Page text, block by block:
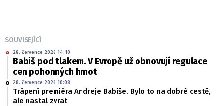
SOUVISEJÍCÍ
28. července 2026 14:10
Babiš pod tlakem. V Evropě už obnovují regulace
cen pohonných hmot
28. července 2026 10:08
Trápení premiéra Andreje Babiše. Bylo to na dobré cestě,
ale nastal zvrat